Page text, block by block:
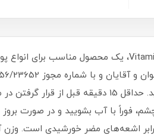
است: قبل از استفاده، به خوبی فلوئید را
فوراً با آب بشویید و در صورت